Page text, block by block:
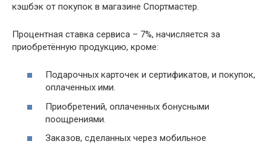
кэшбэк от покупок в магазине Спортмастер.
Процентная ставка сервиса – 7%, начисляется за
приобретённую продукцию, кроме:
Подарочных карточек и сертификатов, и покупок,
оплаченных ими.
Приобретений, оплаченных бонусными
поощрениями.
Заказов, сделанных через мобильное